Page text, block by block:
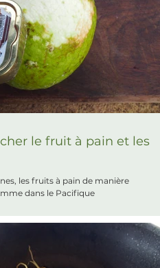
le fruit à pain et les
les fruits à pain de manière
dans le Pacifique